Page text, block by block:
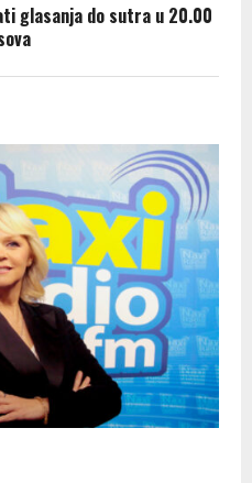
glasanja do sutra u 20.00